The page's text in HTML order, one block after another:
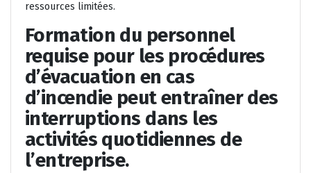
ressources limitées.
Formation du personnel
requise pour les procédures
d’évacuation en cas
d’incendie peut entraîner des
interruptions dans les
activités quotidiennes de
l’entreprise.